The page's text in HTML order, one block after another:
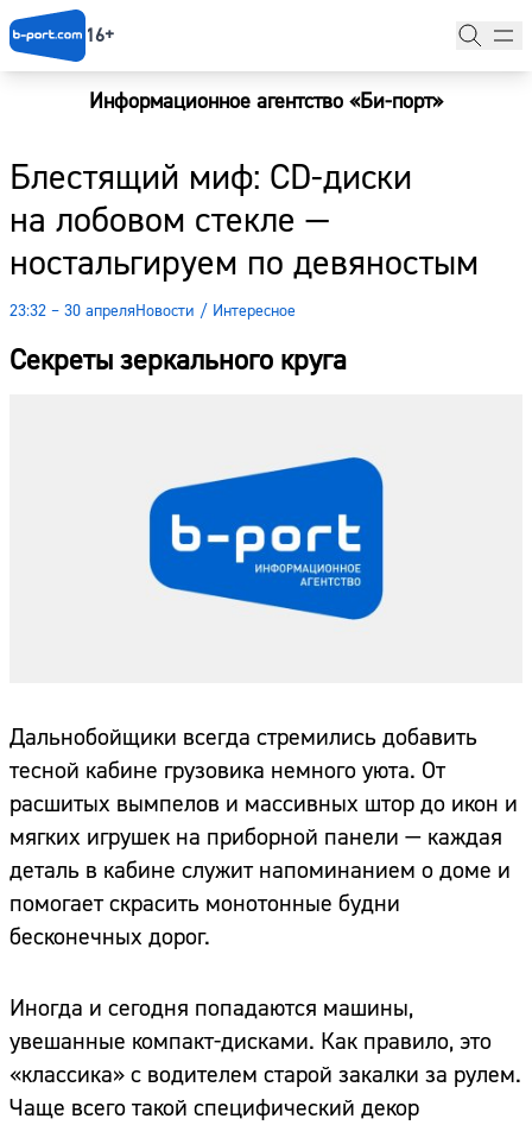
16+
Информационное агентство «Би-порт»
Блестящий миф: CD-диски
на лобовом стекле —
ностальгируем по девяностым
23:32 – 30 апреляНовости / Интересное
Секреты зеркального круга
Дальнобойщики всегда стремились добавить
тесной кабине грузовика немного уюта. От
расшитых вымпелов и массивных штор до икон и
мягких игрушек на приборной панели — каждая
деталь в кабине служит напоминанием о доме и
помогает скрасить монотонные будни
бесконечных дорог.
Иногда и сегодня попадаются машины,
увешанные компакт-дисками. Как правило, это
«классика» с водителем старой закалки за рулем.
Чаще всего такой специфический декор
Новости
Наши гости
Фоторепортажи
Погода